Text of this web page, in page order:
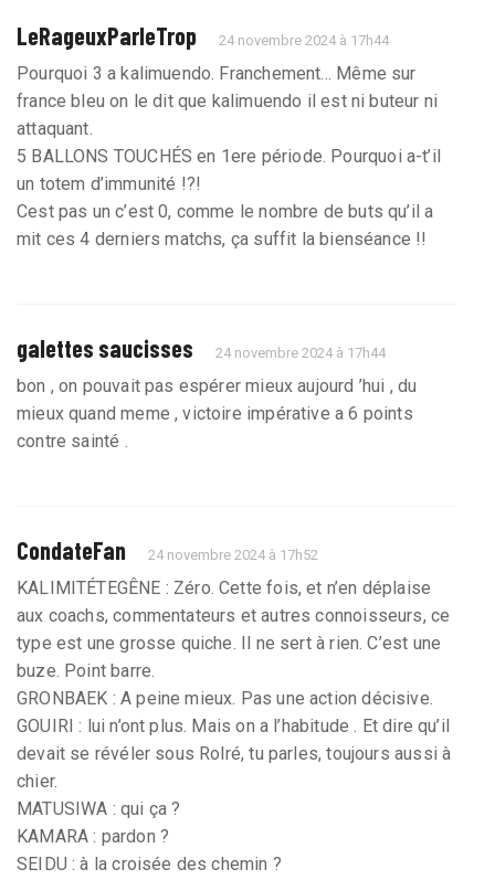
LeRageuxParleTrop 24 novembre 2024 à 17h44
Pourquoi 3 a kalimuendo. Franchement... Même sur
france bleu on le dit que kalimuendo il est ni buteur ni
attaquant.
5 BALLONS TOUCHÉS en 1ere période. Pourquoi a-t’il
un totem d’immunité !?!
Cest pas un c’est 0, comme le nombre de buts qu’il a
mit ces 4 derniers matchs, ça suffit la bienséance !!
galettes saucisses 24 novembre 2024 à 17h44
bon , on pouvait pas espérer mieux aujourd ’hui , du
mieux quand meme , victoire impérative a 6 points
contre sainté .
CondateFan 24 novembre 2024 à 17h52
KALIMITÉTEGÊNE : Zéro. Cette fois, et n’en déplaise
aux coachs, commentateurs et autres connoisseurs, ce
type est une grosse quiche. Il ne sert à rien. C’est une
buze. Point barre.
GRONBAEK : A peine mieux. Pas une action décisive.
GOUIRI : lui n’ont plus. Mais on a l’habitude . Et dire qu’il
devait se révéler sous Rolré, tu parles, toujours aussi à
chier.
MATUSIWA : qui ça ?
KAMARA : pardon ?
SEIDU : à la croisée des chemin ?